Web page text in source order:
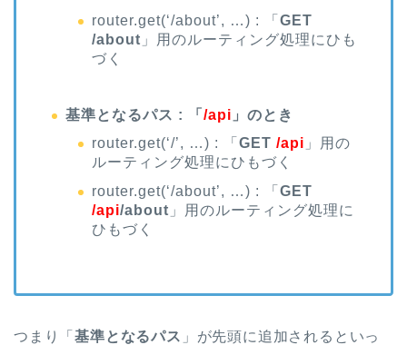
router.get(‘/about’, …) : 「 GET
/about 」用のルーティング処理にひも
づく
基準となるパス : 「 /api 」のとき
router.get(‘/’, …) : 「 GET /api 」用の
ルーティング処理にひもづく
router.get(‘/about’, …) : 「 GET
/api/about 」用のルーティング処理に
ひもづく
つまり「基準となるパス 」が先頭に追加されるといっ